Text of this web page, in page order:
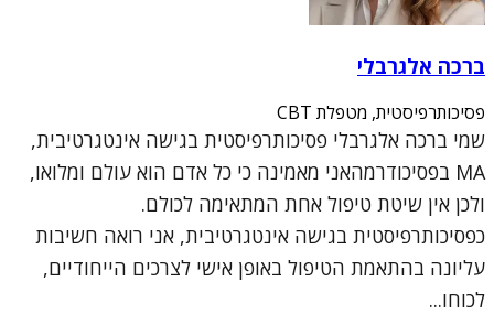
ברכה אלגרבלי
פסיכותרפיסטית, מטפלת CBT
שמי ברכה אלגרבלי פסיכותרפיסטית בגישה אינטגרטיבית,
MA בפסיכודרמהאני מאמינה כי כל אדם הוא עולם ומלואו,
ולכן אין שיטת טיפול אחת המתאימה לכולם.
כפסיכותרפיסטית בגישה אינטגרטיבית, אני רואה חשיבות
עליונה בהתאמת הטיפול באופן אישי לצרכים הייחודיים,
לכוחו...